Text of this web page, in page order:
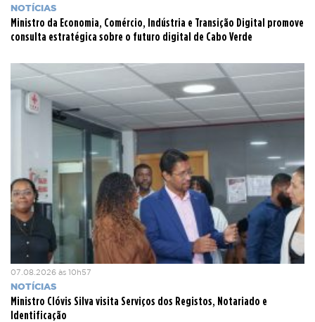
NOTÍCIAS
Ministro da Economia, Comércio, Indústria e Transição Digital promove
consulta estratégica sobre o futuro digital de Cabo Verde
07.08.2026 às 10h57
NOTÍCIAS
Ministro Clóvis Silva visita Serviços dos Registos, Notariado e
Identificação